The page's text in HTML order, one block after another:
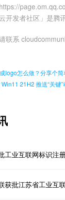
https://
开发者社区」是腾
联系
logo怎么做？分享个
21H2 推送“关键
工业互联网标识注
获批江苏省工业互